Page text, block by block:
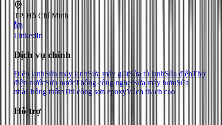
TP. Hồ Chí Minh
LinkedIn
Dịch vụ chính
Điện lạnhSửa máy lạnhSửa máy giặtSửa tủ lạnhSửa điệnThợ
điện nướcSửa nướcThông cống nghẹtSửa máy bơmSửa
nhàChống thấmThi công sơn epoxyVách thạch cao
Hỗ trợ